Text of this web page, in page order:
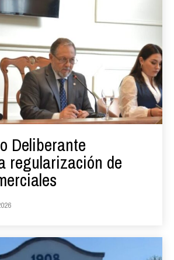
Deliberante
regularización de